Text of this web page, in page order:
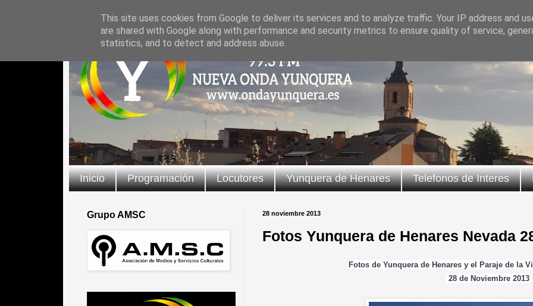
Inicio Programación Locutores Yunquera de Henares Telefonos de Interes
28 noviembre 2013
Fotos Yunquera de Henares Nevada
Fotos de Yunquera de Henares y el Paraje de la
28 de Noviembre 2013
Grupo AMSC
This site uses cookies from Google to deliver its services and to analyze traffic. Your IP address and
are shared with Google along with performance and security metrics to ensure quality of service,
statistics, and to detect and address abuse.